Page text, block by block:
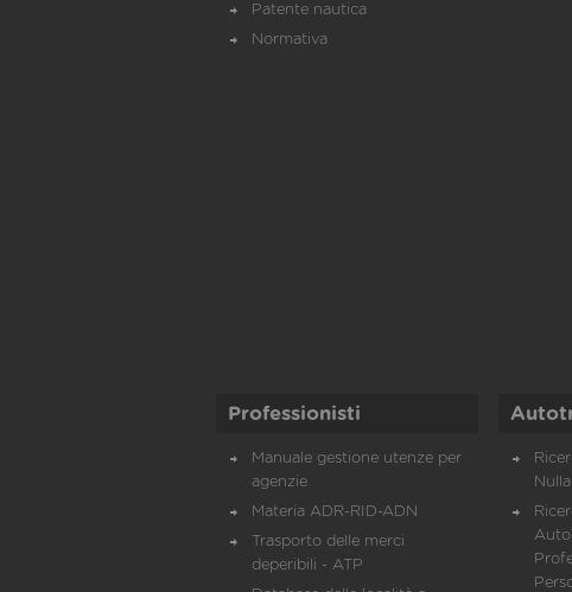
Patente nautica
Normativa
Professionisti
Manuale gestione utenze per
agenzie
Materia ADR-RID-ADN
Trasporto delle merci
deperibili - ATP